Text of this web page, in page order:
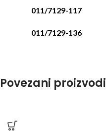
011/7129-117
011/7129-136
Povezani proizvodi